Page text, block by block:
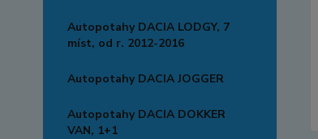
Autopotahy DACIA LODGY, 7
míst, od r. 2012-2016
Autopotahy DACIA JOGGER
Autopotahy DACIA DOKKER
VAN, 1+1